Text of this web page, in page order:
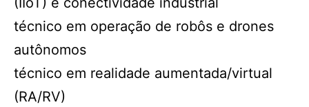
técnico em operação de robôs e drones
autônomos
técnico em realidade aumentada/virtual
(RA/RV)